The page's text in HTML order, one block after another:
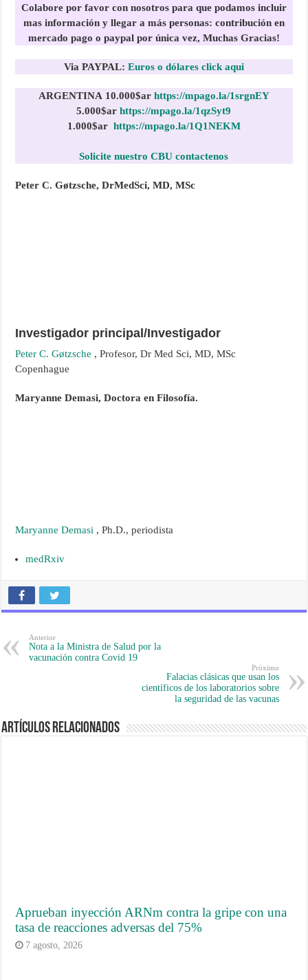
Colabore por favor con nosotros para que podamos incluir
mas información y llegar a más personas: contribución en
mercado pago o paypal por única vez, Muchas Gracias!
Via PAYPAL: Euros o dólares click aqui
ARGENTINA 10.000$ar https://mpago.la/1srgnEY
5.000$arhttps://mpago.la/1qzSyt9
1.000$ar https://mpago.la/1Q1NEKM
Solicite nuestro CBU contactenos
Peter C. Gøtzsche, DrMedSci, MD, MSc
Investigador principal/Investigador
Peter C. Gøtzsche , Profesor, Dr Med Sci, MD, MSc
Copenhague
Maryanne Demasi, Doctora en Filosofía.
Maryanne Demasi , Ph.D., periodista
medRxiv
Anterior
Nota a la Ministra de Salud por la
vacunación contra Covid 19
Próximo
Falacias clásicas que usan los
científicos de los laboratorios sobre
la seguridad de las vacunas
Artículos Relacionados
Aprueban inyección ARNm contra la gripe con una
tasa de reacciones adversas del 75%
7 agosto, 2026